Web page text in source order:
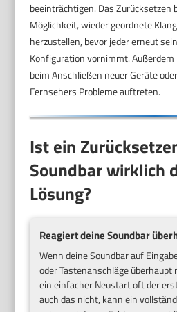
beeinträchtigen. Das Zurücksetzen
Möglichkeit, wieder geordnete
herzustellen, bevor jeder erneut
Konfiguration vornimmt.
beim Anschließen neuer Geräte
Fernsehers Probleme auftreten.
Ist ein
Soundbar wirklich
Lösung?
Reagiert deine Soundbar
Wenn deine Soundbar auf
oder Tastenanschläge
ein einfacher Neustart oft der
auch das nicht, kann ein